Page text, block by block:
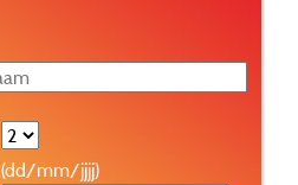
(dd/mm/jjjj)